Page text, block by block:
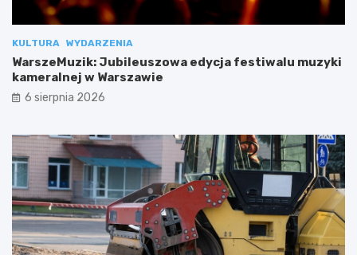
KULTURA WYDARZENIA
WarszeMuzik: Jubileuszowa edycja festiwalu muzyki
kameralnej w Warszawie
6 sierpnia 2026